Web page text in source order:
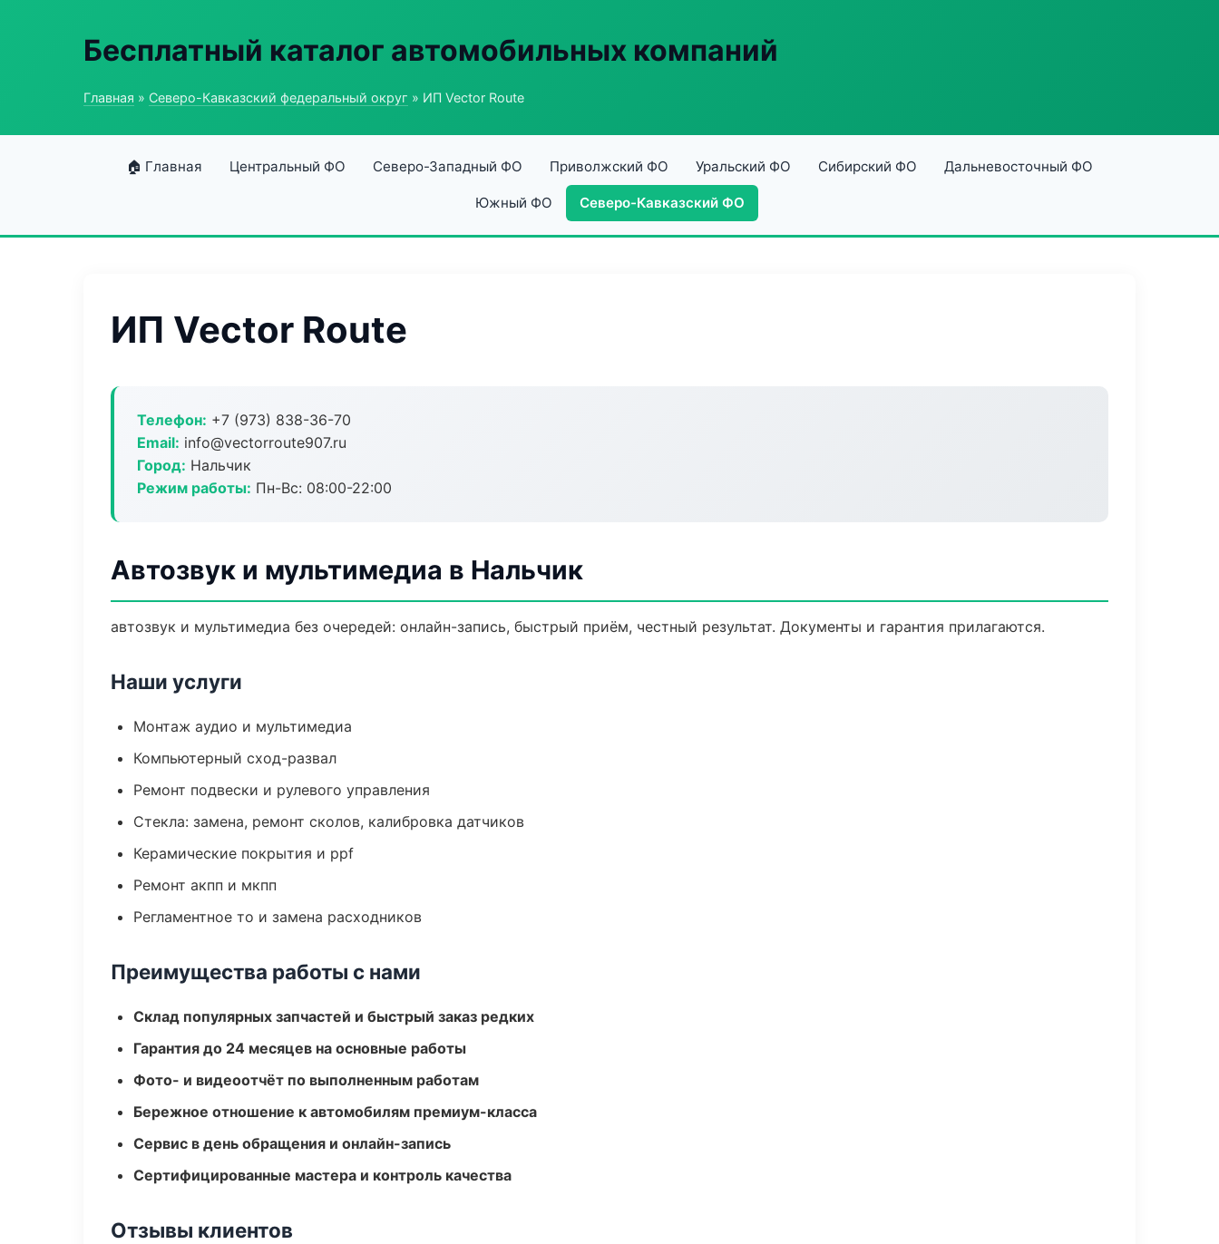
Бесплатный каталог автомобильных компаний
Главная » Северо-Кавказский федеральный округ » ИП Vector Route
🏠 Главная Центральный ФО Северо-Западный ФО Приволжский ФО Уральский ФО Сибирский ФО Дальневосточный ФО
Южный ФО Северо-Кавказский ФО
ИП Vector Route
Телефон: +7 (973) 838-36-70
Email: info@vectorroute907.ru
Город: Нальчик
Режим работы: Пн-Вс: 08:00-22:00
Автозвук и мультимедиа в Нальчик
автозвук и мультимедиа без очередей: онлайн-запись, быстрый приём, честный результат. Документы и гарантия прилагаются.
Наши услуги
Монтаж аудио и мультимедиа
Компьютерный сход-развал
Ремонт подвески и рулевого управления
Стекла: замена, ремонт сколов, калибровка датчиков
Керамические покрытия и ppf
Ремонт акпп и мкпп
Регламентное то и замена расходников
Преимущества работы с нами
Склад популярных запчастей и быстрый заказ редких
Гарантия до 24 месяцев на основные работы
Фото- и видеоотчёт по выполненным работам
Бережное отношение к автомобилям премиум-класса
Сервис в день обращения и онлайн-запись
Сертифицированные мастера и контроль качества
Отзывы клиентов